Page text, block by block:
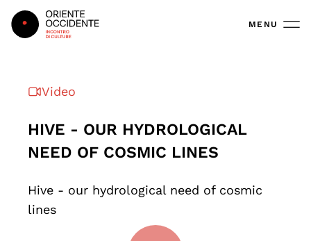
Oriente Occidente MENU
Video
HIVE - OUR HYDROLOGICAL
NEED OF COSMIC LINES
Hive - our hydrological need of cosmic
lines